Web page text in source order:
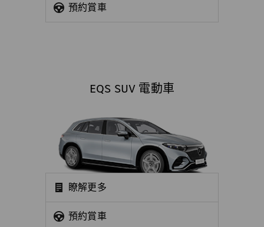
預約賞車
EQS SUV 電動車
瞭解更多
預約賞車